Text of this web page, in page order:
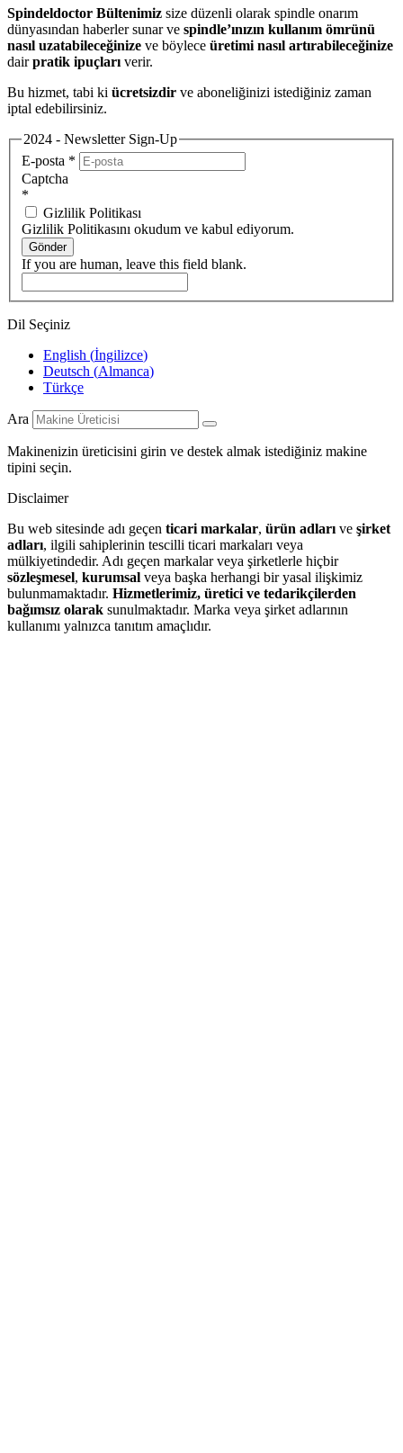
Spindeldoctor Bültenimiz size düzenli olarak spindle onarım
dünyasından haberler sunar ve spindle’ınızın kullanım ömrünü
nasıl uzatabileceğinize ve böylece üretimi nasıl artırabileceğinize
dairpratik ipuçları verir.
Bu hizmet, tabi ki ücretsizdir ve aboneliğinizi istediğiniz zaman
iptal edebilirsiniz.
2024 - Newsletter Sign-Up
E-posta *
Captcha
*
Gizlilik Politikası
Gizlilik Politikasını okudum ve kabul ediyorum.
Gönder
If you are human, leave this field blank.
Dil Seçiniz
English (İngilizce)
Deutsch (Almanca)
Türkçe
Ara
Makinenizin üreticisini girin ve destek almak istediğiniz makine
tipini seçin.
Disclaimer
Bu web sitesinde adı geçen ticari markalar, ürün adları ve şirket
adları, ilgili sahiplerinin tescilli ticari markaları veya
mülkiyetindedir. Adı geçen markalar veya şirketlerle hiçbir
sözleşmesel, kurumsal veya başka herhangi bir yasal ilişkimiz
bulunmamaktadır. Hizmetlerimiz, üretici ve tedarikçilerden
bağımsız olarak sunulmaktadır. Marka veya şirket adlarının
kullanımı yalnızca tanıtım amaçlıdır.